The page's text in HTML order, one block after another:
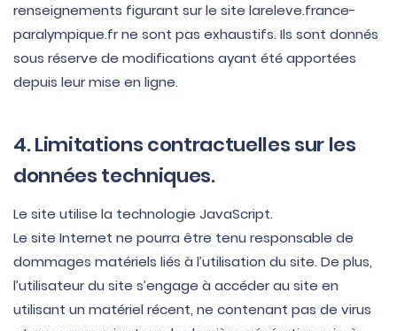
renseignements figurant sur le site lareleve.france-
paralympique.fr ne sont pas exhaustifs. Ils sont donnés
sous réserve de modifications ayant été apportées
depuis leur mise en ligne.
4. Limitations contractuelles sur les
données techniques.
Le site utilise la technologie JavaScript.
Le site Internet ne pourra être tenu responsable de
dommages matériels liés à l’utilisation du site. De plus,
l’utilisateur du site s’engage à accéder au site en
utilisant un matériel récent, ne contenant pas de virus